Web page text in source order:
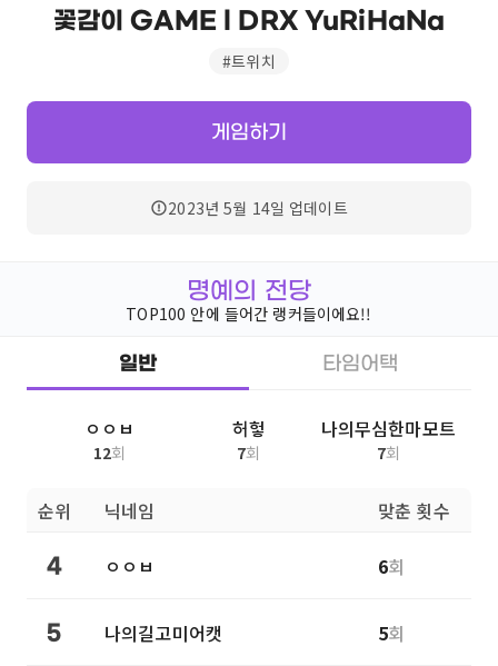
꽃감이 GAME l DRX YuRiHaNa
#트위치
게임하기
2023년 5월 14일 업데이트
명예의 전당
TOP100 안에 들어간 랭커들이에요!!
일반 타임어택
ㅇㅇㅂ
12회
허헣
7회
나의무심한마모트
7회
순위 닉네임 맞춘 횟수
4 ㅇㅇㅂ 6회
5 나의길고미어캣 5회